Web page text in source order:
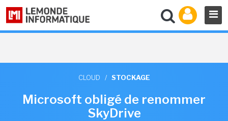
CLOUD / STOCKAGE
Microsoft obligé de renommer
SkyDrive